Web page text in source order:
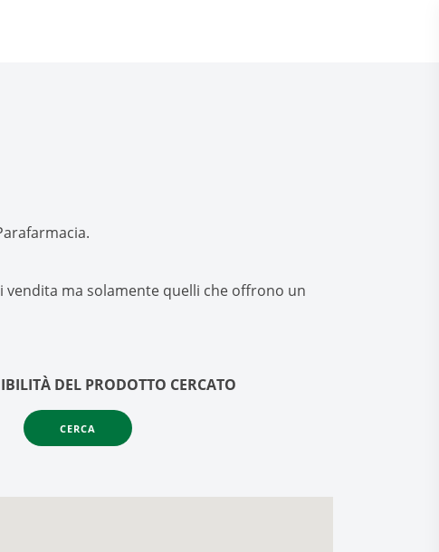
ma solamente quelli che offrono un
DEL PRODOTTO CERCATO